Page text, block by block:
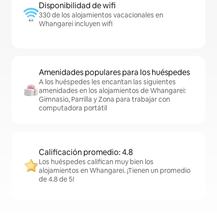
Disponibilidad de wifi
330 de los alojamientos vacacionales en
Whangarei incluyen wifi
Amenidades populares para los huéspedes
A los huéspedes les encantan las siguientes
amenidades en los alojamientos de Whangarei:
Gimnasio, Parrilla y Zona para trabajar con
computadora portátil
Calificación promedio: 4.8
Los huéspedes califican muy bien los
alojamientos en Whangarei. ¡Tienen un promedio
de 4.8 de 5!